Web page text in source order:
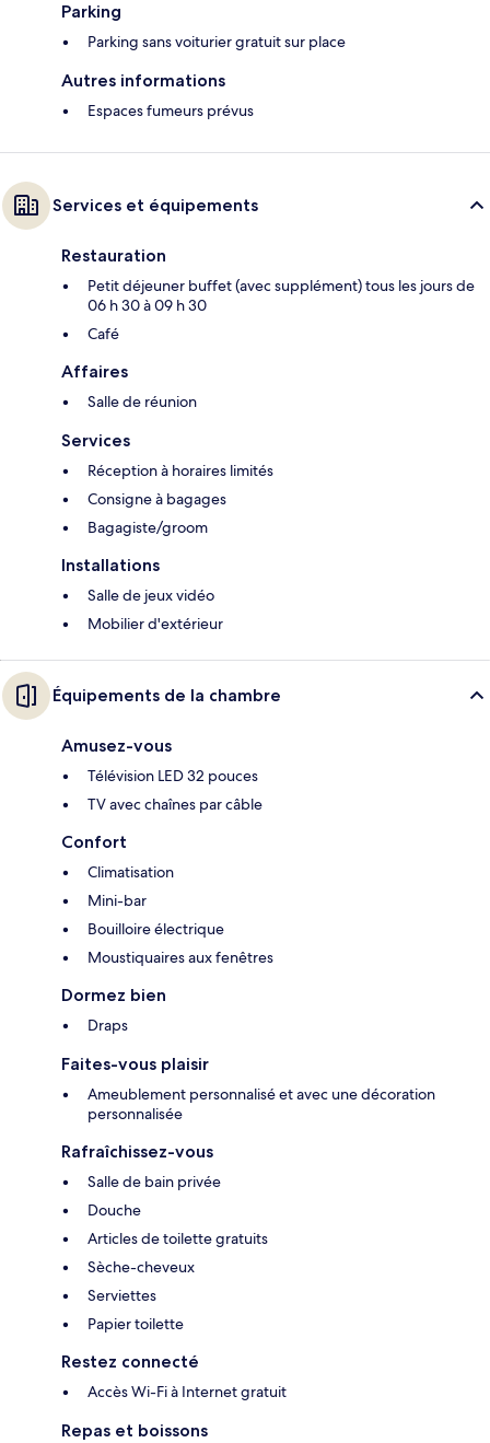
Parking
Parking sans voiturier gratuit sur place
Autres informations
Espaces fumeurs prévus
Services et équipements
Restauration
Petit déjeuner buffet (avec supplément) tous les jours de
06 h 30 à 09 h 30
Café
Affaires
Salle de réunion
Services
Réception à horaires limités
Consigne à bagages
Bagagiste/groom
Installations
Salle de jeux vidéo
Mobilier d'extérieur
Équipements de la chambre
Amusez-vous
Télévision LED 32 pouces
TV avec chaînes par câble
Confort
Climatisation
Mini-bar
Bouilloire électrique
Moustiquaires aux fenêtres
Dormez bien
Draps
Faites-vous plaisir
Ameublement personnalisé et avec une décoration
personnalisée
Rafraîchissez-vous
Salle de bain privée
Douche
Articles de toilette gratuits
Sèche-cheveux
Serviettes
Papier toilette
Restez connecté
Accès Wi-Fi à Internet gratuit
Repas et boissons